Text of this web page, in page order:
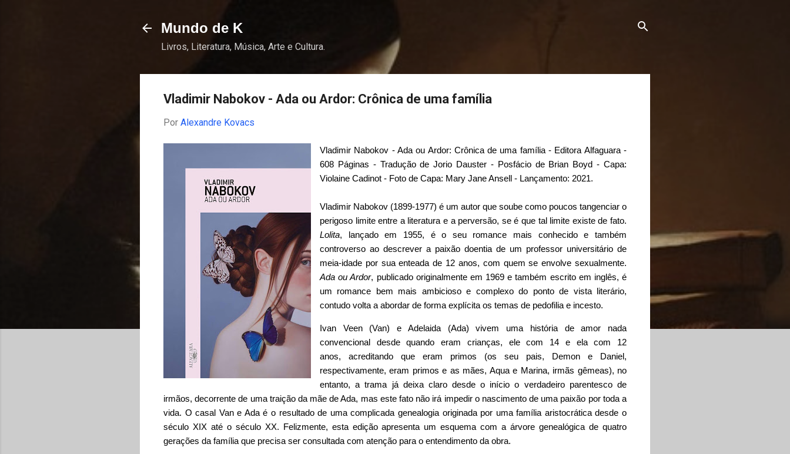
Mundo de K
Livros, Literatura, Música, Arte e Cultura.
Vladimir Nabokov - Ada ou Ardor: Crônica de uma família
Por Alexandre Kovacs
Vladimir Nabokov - Ada ou Ardor: Crônica de uma família - Editora Alfaguara -
608 Páginas - Tradução de Jorio Dauster - Posfácio de Brian Boyd - Capa:
Violaine Cadinot - Foto de Capa: Mary Jane Ansell - Lançamento: 2021.
Vladimir Nabokov (1899-1977) é um autor que soube como poucos tangenciar o
perigoso limite entre a literatura e a perversão, se é que tal limite existe de fato.
Lolita, lançado em 1955, é o seu romance mais conhecido e também
controverso ao descrever a paixão doentia de um professor universitário de
meia-idade por sua enteada de 12 anos, com quem se envolve sexualmente.
Ada ou Ardor, publicado originalmente em 1969 e também escrito em inglês, é
um romance bem mais ambicioso e complexo do ponto de vista literário,
contudo volta a abordar de forma explícita os temas de pedofilia e incesto.
Ivan Veen (Van) e Adelaida (Ada) vivem uma história de amor nada
convencional desde quando eram crianças, ele com 14 e ela com 12
anos, acreditando que eram primos (os seu pais, Demon e Daniel,
respectivamente, eram primos e as mães, Aqua e Marina, irmãs gêmeas), no
entanto, a trama já deixa claro desde o início o verdadeiro parentesco de
irmãos, decorrente de uma traição da mãe de Ada, mas este fato não irá impedir o nascimento de uma paixão por toda a
vida. O casal Van e Ada é o resultado de uma complicada genealogia originada por uma família aristocrática desde o
século XIX até o século XX. Felizmente, esta edição apresenta um esquema com a árvore genealógica de quatro
gerações da família que precisa ser consultada com atenção para o entendimento da obra.